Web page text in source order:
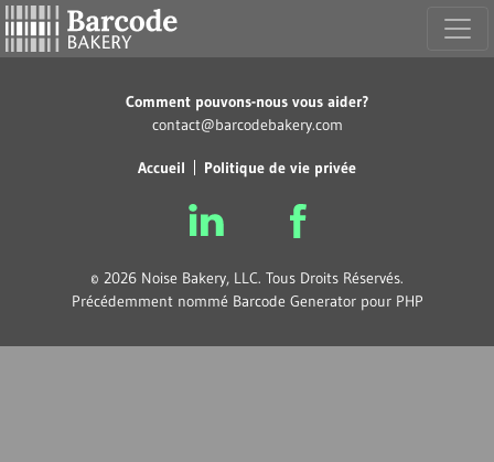
Comment pouvons-nous vous aider?
contact@barcodebakery.com
Accueil Politique de vie privée
© 2026 Noise Bakery, LLC. Tous Droits Réservés.
Précédemment nommé Barcode Generator pour PHP